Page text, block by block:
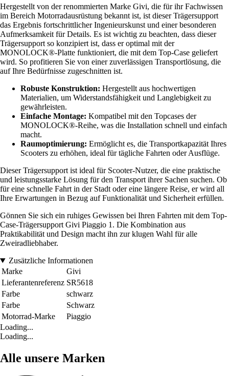
Hergestellt von der renommierten Marke Givi, die für ihr Fachwissen
im Bereich Motorradausrüstung bekannt ist, ist dieser Trägersupport
das Ergebnis fortschrittlicher Ingenieurskunst und einer besonderen
Aufmerksamkeit für Details. Es ist wichtig zu beachten, dass dieser
Trägersupport so konzipiert ist, dass er optimal mit der
MONOLOCK®-Platte funktioniert, die mit dem Top-Case geliefert
wird. So profitieren Sie von einer zuverlässigen Transportlösung, die
auf Ihre Bedürfnisse zugeschnitten ist.
Robuste Konstruktion: Hergestellt aus hochwertigen
Materialien, um Widerstandsfähigkeit und Langlebigkeit zu
gewährleisten.
Einfache Montage: Kompatibel mit den Topcases der
MONOLOCK®-Reihe, was die Installation schnell und einfach
macht.
Raumoptimierung: Ermöglicht es, die Transportkapazität Ihres
Scooters zu erhöhen, ideal für tägliche Fahrten oder Ausflüge.
Dieser Trägersupport ist ideal für Scooter-Nutzer, die eine praktische
und leistungsstarke Lösung für den Transport ihrer Sachen suchen. Ob
für eine schnelle Fahrt in der Stadt oder eine längere Reise, er wird all
Ihre Erwartungen in Bezug auf Funktionalität und Sicherheit erfüllen.
Gönnen Sie sich ein ruhiges Gewissen bei Ihren Fahrten mit dem Top-
Case-Trägersupport Givi Piaggio 1. Die Kombination aus
Praktikabilität und Design macht ihn zur klugen Wahl für alle
Zweiradliebhaber.
Zusätzliche Informationen
Marke
Givi
Lieferantenreferenz SR5618
Farbe
schwarz
Farbe
Schwarz
Motorrad-Marke
Piaggio
Loading...
Loading...
Alle unsere Marken